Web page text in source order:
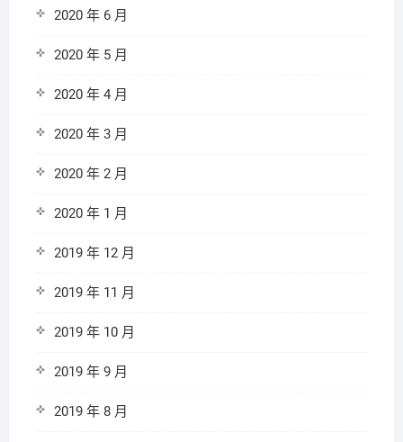
2020 年 6 月
2020 年 5 月
2020 年 4 月
2020 年 3 月
2020 年 2 月
2020 年 1 月
2019 年 12 月
2019 年 11 月
2019 年 10 月
2019 年 9 月
2019 年 8 月